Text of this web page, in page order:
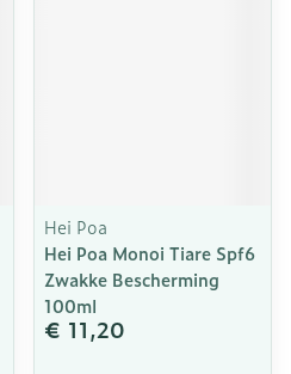
Hei Poa
Hei Poa Monoi Tiare Spf6
Zwakke Bescherming
100ml
€ 11,20